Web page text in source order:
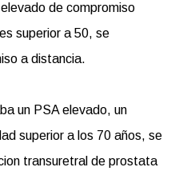
de compromiso
superior a 50, se
a distancia.
un PSA elevado, un
superior a los 70 años, se
transuretral de prostata